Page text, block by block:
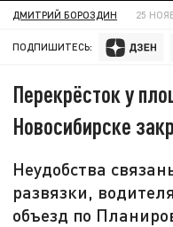
ДМИТРИЙ БОРОЗДИН 25
ПОДПИШИТЕСЬ:
Перекрёсток у
Новосибирске
Неудобства
развязки,
объезд по